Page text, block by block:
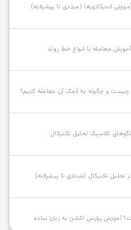
اندیکاتورها (مبتدی تا پیشرفته)
معامله با انواع خط روند
و چگونه به کمک آن معامله کنیم؟
کلاسیک تحلیل تکنیکال
تحلیل تکنیکال (مبتدی تا پیشرفته)
آموزش پرایس اکشن به زبان ساده